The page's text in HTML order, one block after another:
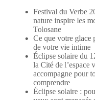
Festival du Verbe
nature inspire les
Tolosane
Ce que votre glace
de votre vie intime
Éclipse solaire du
la Cité de l’espace
accompagne pour
comprendre
Éclipse solaire :